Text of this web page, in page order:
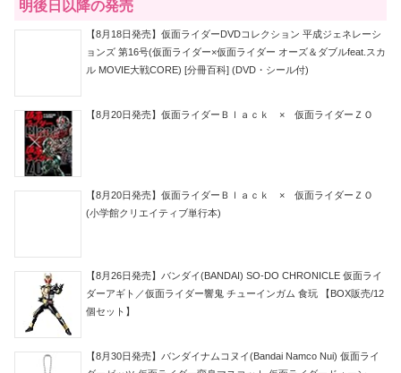
明後日以降の発売
【8月18日発売】仮面ライダーDVDコレクション 平成ジェネレーシ
ョンズ 第16号(仮面ライダー×仮面ライダー オーズ＆ダブルfeat.スカ
ル MOVIE大戦CORE) [分冊百科] (DVD・シール付)
【8月20日発売】仮面ライダーＢｌａｃｋ × 仮面ライダーＺＯ
【8月20日発売】仮面ライダーＢｌａｃｋ × 仮面ライダーＺＯ
(小学館クリエイティブ単行本)
【8月26日発売】バンダイ(BANDAI) SO-DO CHRONICLE 仮面ライ
ダーアギト／仮面ライダー響鬼 チューインガム 食玩 【BOX販売/12
個セット】
【8月30日発売】バンダイナムコヌイ(Bandai Namco Nui) 仮面ライ